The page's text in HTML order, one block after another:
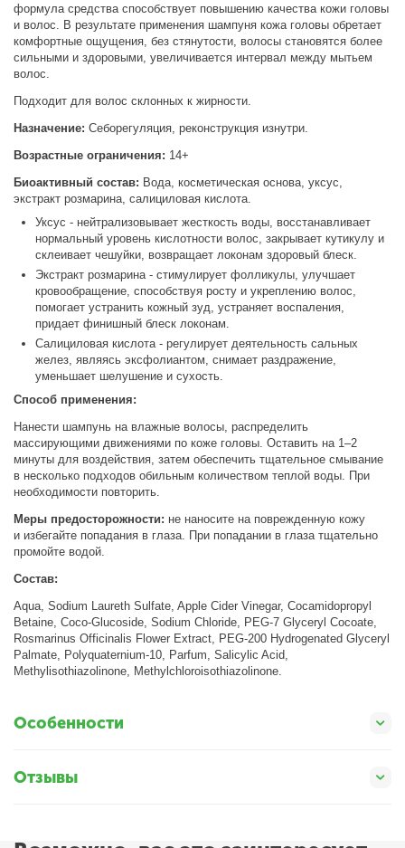
формула средства способствует повышению качества кожи головы
и волос. В результате применения шампуня кожа головы обретает
комфортные ощущения, без стянутости, волосы становятся более
сильными и здоровыми, увеличивается интервал между мытьем
волос.
Подходит для волос склонных к жирности.
Назначение:Себорегуляция, реконструкция изнутри.
Возрастные ограничения: 14+
Биоактивный состав: Вода, косметическая основа, уксус,
экстракт розмарина, салициловая кислота.
Уксус - нейтрализовывает жесткость воды, восстанавливает
нормальный уровень кислотности волос, закрывает кутикулу и
склеивает чешуйки, возвращает локонам здоровый блеск.
Экстракт розмарина - стимулирует фолликулы, улучшает
кровообращение, способствуя росту и укреплению волос,
помогает устранить кожный зуд, устраняет воспаления,
придает финишный блеск локонам.
Салициловая кислота - регулирует деятельность сальных
желез, являясь эксфолиантом, снимает раздражение,
уменьшает шелушение и сухость.
Способ применения:
Нанести шампунь на влажные волосы, распределить
массирующими движениями по коже головы. Оставить на 1–2
минуты для воздействия, затем обеспечить тщательное смывание
в несколько подходов обильным количеством теплой воды. При
необходимости повторить.
Меры предосторожности: не наносите на поврежденную кожу
и избегайте попадания в глаза. При попадании в глаза тщательно
промойте водой.
Состав:
Aqua, Sodium Laureth Sulfate, Apple Cider Vinegar, Cocamidopropyl
Betaine, Coco-Glucoside, Sodium Chloride, PEG-7 Glyceryl Cocoate,
Rosmarinus Officinalis Flower Extract, PEG-200 Hydrogenated Glyceryl
Palmate, Polyquaternium-10, Parfum, Salicylic Acid,
Methylisothiazolinone, Methylchloroisothiazolinone.
Особенности
Отзывы